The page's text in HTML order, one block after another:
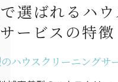
者の声に基づくおすすめ
ウスクリーニングで汚れ
サービスを紹介
選ばれるハ
ービスの特徴
ハウスクリーニングサ